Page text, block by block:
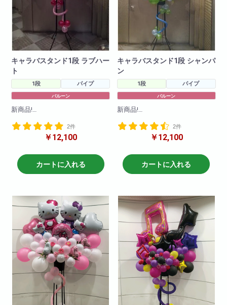
キャラバスタンド1段 ラブハー
ト
1段 パイプ
バルーン
新商品!
段!様々なキャラクターバルーン
を使ってかわいらしくお作りさ
キャラクターや色目をお伝えい
ただければそのように作成させ
ていただきます!(在庫がない場合
れがないように仕入れはしてお
りますので、当日お急ぎの場合
でも一度お問い合わせ下さいま
せ!)
2件
￥12,100
カートに入れる
キャラバスタンド1段 シャンパ
ン
1段 パイプ
バルーン
新商品!
段!様々なキャラクターバルーン
を使ってかわいらしくお作りさ
キャラクターや色目をお伝えい
ただければそのように作成させ
ていただきます!(在庫がない場合
れがないように仕入れはしてお
りますので、当日お急ぎの場合
でも一度お問い合わせ下さいま
2件
￥12,100
カートに入れる